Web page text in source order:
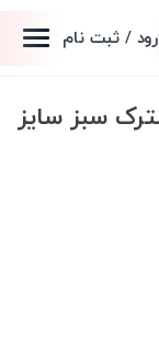
/ ثبت نام
مشترک سبز سایز